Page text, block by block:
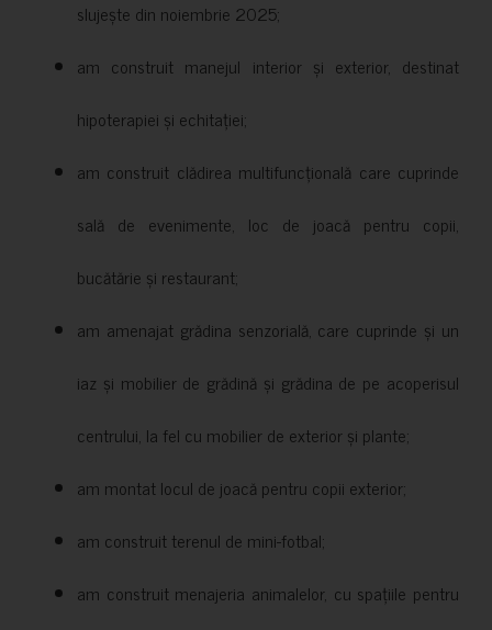
slujește din noiembrie 2025;
am construit manejul interior și exterior, destinat
hipoterapiei și echitației;
am construit clădirea multifuncțională care cuprinde
sală de evenimente, loc de joacă pentru copii,
bucătărie și restaurant;
am amenajat grădina senzorială, care cuprinde și un
iaz și mobilier de grădină și grădina de pe acoperisul
centrului, la fel cu mobilier de exterior și plante;
am montat locul de joacă pentru copii exterior;
am construit terenul de mini-fotbal;
am construit menajeria animalelor, cu spațiile pentru